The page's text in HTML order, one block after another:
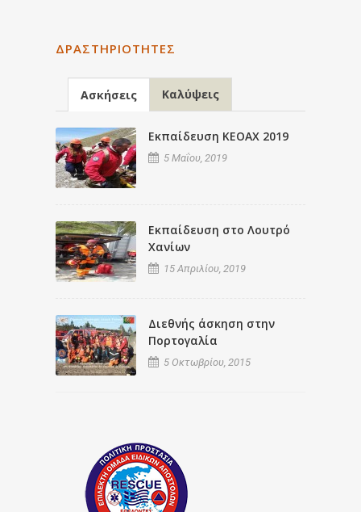
ΔΡΑΣΤΗΡΙΌΤΗΤΕΣ
Ασκήσεις Καλύψεις
Εκπαίδευση ΚΕΟΑΧ 2019
5 Μαΐου, 2019
Εκπαίδευση στο Λουτρό
Χανίων
15 Απριλίου, 2019
Διεθνής άσκηση στην
Πορτογαλία
5 Οκτωβρίου, 2015